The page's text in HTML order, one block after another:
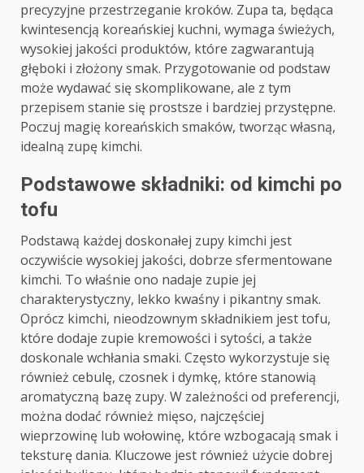
precyzyjne przestrzeganie kroków. Zupa ta, będąca
kwintesencją koreańskiej kuchni, wymaga świeżych,
wysokiej jakości produktów, które zagwarantują
głęboki i złożony smak. Przygotowanie od podstaw
może wydawać się skomplikowane, ale z tym
przepisem stanie się prostsze i bardziej przystępne.
Poczuj magię koreańskich smaków, tworząc własną,
idealną zupę kimchi.
Podstawowe składniki: od kimchi po
tofu
Podstawą każdej doskonałej zupy kimchi jest
oczywiście wysokiej jakości, dobrze sfermentowane
kimchi. To właśnie ono nadaje zupie jej
charakterystyczny, lekko kwaśny i pikantny smak.
Oprócz kimchi, nieodzownym składnikiem jest tofu,
które dodaje zupie kremowości i sytości, a także
doskonale wchłania smaki. Często wykorzystuje się
również cebulę, czosnek i dymkę, które stanowią
aromatyczną bazę zupy. W zależności od preferencji,
można dodać również mięso, najczęściej
wieprzowinę lub wołowinę, które wzbogacają smak i
teksturę dania. Kluczowe jest również użycie dobrej